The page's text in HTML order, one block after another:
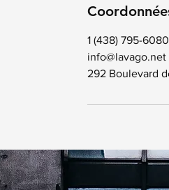
1 (438) 795-6080
info@lavago.net
292 Boulevard